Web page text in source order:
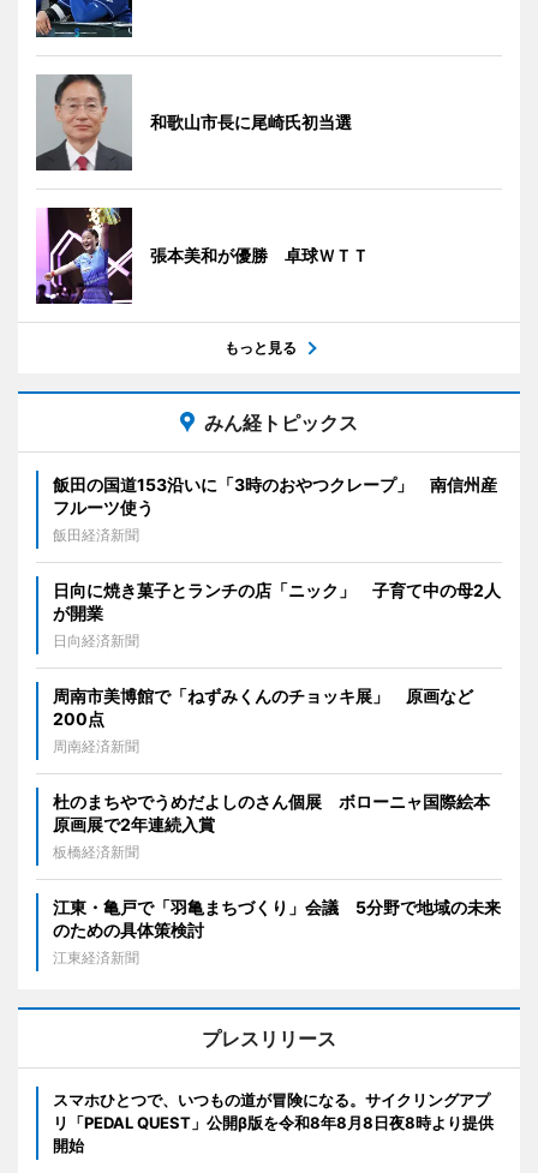
和歌山市長に尾崎氏初当選
張本美和が優勝 卓球ＷＴＴ
もっと見る
みん経トピックス
飯田の国道153沿いに「3時のおやつクレープ」 南信州産
フルーツ使う
飯田経済新聞
日向に焼き菓子とランチの店「ニック」 子育て中の母2人
が開業
日向経済新聞
周南市美博館で「ねずみくんのチョッキ展」 原画など
200点
周南経済新聞
杜のまちやでうめだよしのさん個展 ボローニャ国際絵本
原画展で2年連続入賞
板橋経済新聞
江東・亀戸で「羽亀まちづくり」会議 5分野で地域の未来
のための具体策検討
江東経済新聞
プレスリリース
スマホひとつで、いつもの道が冒険になる。サイクリングアプ
リ「PEDAL QUEST」公開β版を令和8年8月8日夜8時より提供
開始